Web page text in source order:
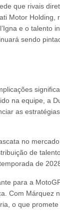
que rivais
Motor Holding,
e o talento
sendo
na equipe, a
as
no
de
de
para a
Com Márquez
o que